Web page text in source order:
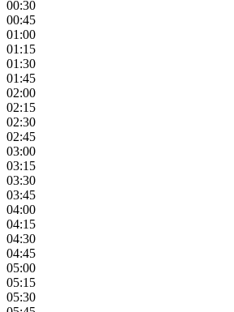
00:30
00:45
01:00
01:15
01:30
01:45
02:00
02:15
02:30
02:45
03:00
03:15
03:30
03:45
04:00
04:15
04:30
04:45
05:00
05:15
05:30